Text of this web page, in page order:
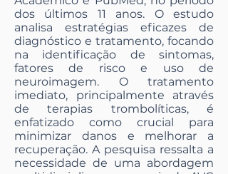
dos últimos 11 anos. O estudo
analisa estratégias eficazes de
diagnóstico e tratamento, focando
na identificação de sintomas,
fatores de risco e uso de
neuroimagem. O tratamento
imediato, principalmente através
de terapias trombolíticas, é
enfatizado como crucial para
minimizar danos e melhorar a
recuperação. A pesquisa ressalta a
necessidade de uma abordagem